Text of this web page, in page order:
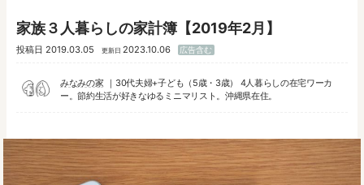
家族３人暮らしの家計簿【2019年2月】
投稿日 2019.03.05 更新日 2023.10.06 広告含む
みなみの家
30代夫婦+子ども（5歳・3歳） 4人暮らしの在宅ワーカ
ー。節約生活が好きなゆるミニマリスト。沖縄県在住。